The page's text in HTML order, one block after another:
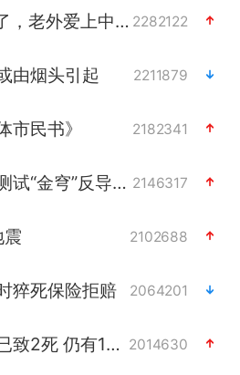
“China Cool”火了，老外爱上中国避暑游 2282122
由烟头引起 2211879
市民书》 2182341
美拟年底前首次测试“金穹”反导系统 2146317
2102688
猝死保险拒赔 2064201
陕西柞水泥石流已致2死 仍有1人失联 2014630